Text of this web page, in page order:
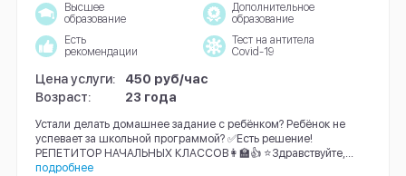
Высшее
образование
Дополнительное
образование
Есть
рекомендации
Тест на антитела
Covid-19
Цена услуги:
450 руб/час
Возраст:
23 года
Устали делать домашнее задание с ребёнком? Ребёнок не
успевает за школьной программой? ✅️Есть решение!
РЕПЕТИТОР НАЧАЛЬНЫХ КЛАССОВ👩‍🏫👍 ⭐️Здравствуйте,...
подробнее